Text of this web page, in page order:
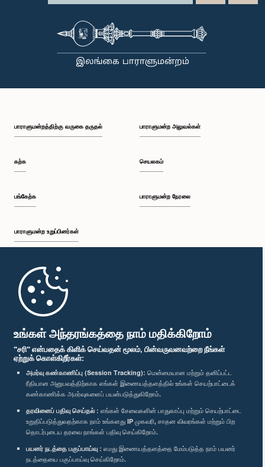
உங்கள் அந்தரங்கத்தை நாம் மதிக்கிறோம்
"சரி" என்பதைக் கிளிக் செய்வதன் மூலம், பின்வருவனவற்றை நீங்கள்
ஏற்றுக் கொள்கிறீர்கள்:
அமர்வு கண்காணிப்பு (Session Tracking): மென்மையான மற்றும் தனிப்பட்ட
ரீதியான அனுபவத்திற்காக எங்கள் இணையத்தளத்தில் உங்கள் செயற்பாட்டைக்
கண்காணிக்க அமர்வுகளைப் பயன்படுத்துகிறோம்.
தரவினைப் பதிவு செய்தல் : எங்கள் சேவைகளின் பாதுகாப்பு மற்றும் செயற்பாட்டை
உறுதிப்படுத்துவதற்காக நாம் உங்களது IP முகவரி, சாதன விவரங்கள் மற்றும் பிற
தொடர்புடைய தரவை நாங்கள் பதிவு செய்கிறோம்.
பயனர் நடத்தை பகுப்பாய்வு : எமது இணையத்தளத்தை மேம்படுத்த நாம் பயனர்
நடத்தையை பகுப்பாய்வு செய்கிறோம்.
பாராளுமன்றத்திற்கு வருகை தருதல்
கற்க
பங்கேற்க
பாராளுமன்ற உறுப்பினர்கள்
முதற்பக்கம்
பாராளுமன்ற அலுவல்கள்
செயலகம்
பாராளுமன்ற நேரலை
பாராளுமன்ற கையடக்க செயலி
எம்மை பின்தொடர்க :
விருதுகள்
தனியுரிமைக் கொள்கை